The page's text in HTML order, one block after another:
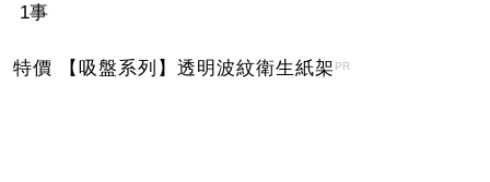
1事
特價 【吸盤系列】透明波紋衛生紙架 PR